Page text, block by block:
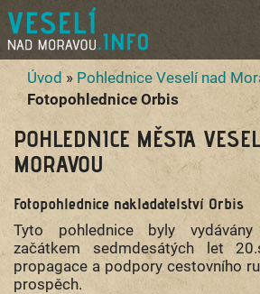
Úvod » Pohlednice Veselí nad
Fotopohlednice Orbis
POHLEDNICE MĚSTA
MORAVOU
Fotopohlednice nakladatelství Orbis
Tyto pohlednice byly
začátkem sedmdesátých let
propagace a podpory cestovního
prospěch.